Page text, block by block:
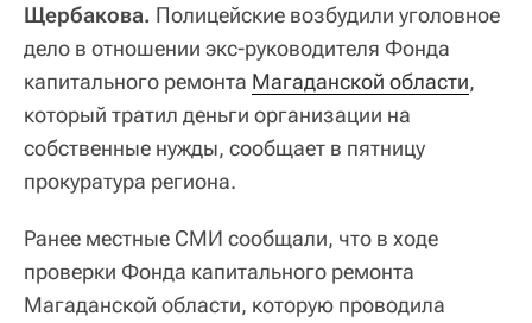
Щербакова. Полицейские возбудили уголовное
дело в отношении экс-руководителя Фонда
капитального ремонта Магаданской области,
который тратил деньги организации на
собственные нужды, сообщает в пятницу
прокуратура региона.
Ранее местные СМИ сообщали, что в ходе
проверки Фонда капитального ремонта
Магаданской области, которую проводила